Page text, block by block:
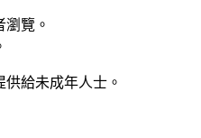
覽。
給未成年人士。